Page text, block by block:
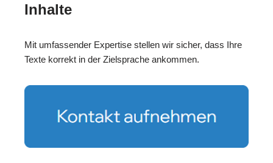
Inhalte
Mit umfassender Expertise stellen wir sicher, dass Ihre
Texte korrekt in der Zielsprache ankommen.